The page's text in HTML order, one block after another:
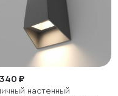
₽
настенный